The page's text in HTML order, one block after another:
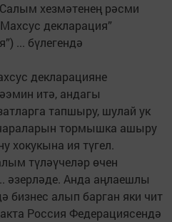
хезмәтенең рәсми
декларация”
... бүлегендә
декларацияне
итә, андагы
тапшыру, шулай ук
тормышка ашыру
хокукына ия түгел.
түләүчеләр өчен
әзерләде. Анда аңлаешлы
бизнес алып барган яки чит
Россия Федерациясендә